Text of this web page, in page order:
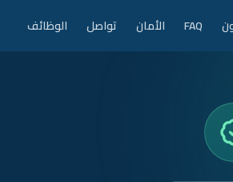
FAQ الأمان تواصل الوظائف